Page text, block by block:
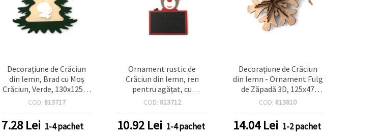
Decorațiune de Crăciun
din lemn, Brad cu Moș
Crăciun, Verde, 130x125x3
mm
COD: 813717
7.28 Lei 1-4 pachet
Ornament rustic de
Crăciun din lemn, ren
pentru agățat, cu
etichetă tip tablă
50x65x3 mm – Set de 5
COD: 813712
10.92 Lei 1-4 pachet
Decorațiune de Crăciun
din lemn - Ornament Fulg
de Zăpadă 3D, 125x47
mm, DIY pentru proiecte
COD: 813810
14.04Lei 1-2 pachet